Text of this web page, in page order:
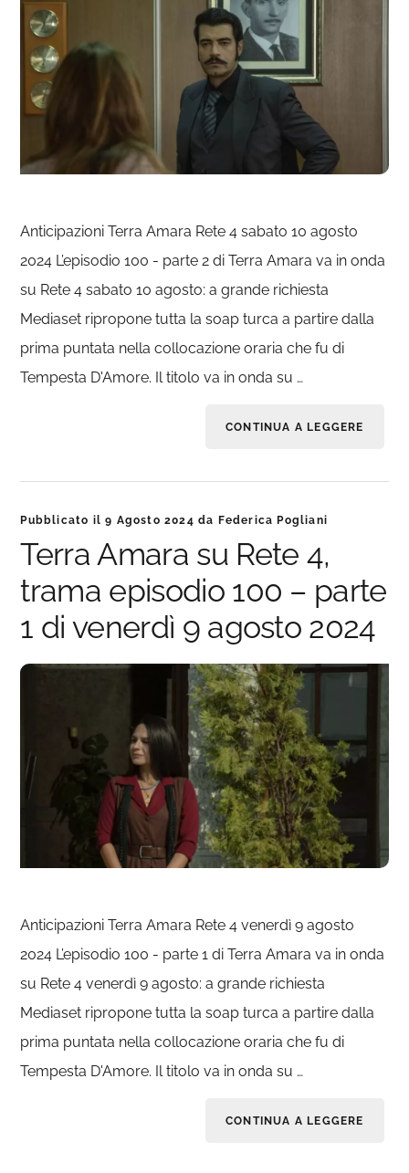
Anticipazioni Terra Amara Rete 4 sabato 10 agosto
2024 L’episodio 100 - parte 2 di Terra Amara va in onda
su Rete 4 sabato 10 agosto: a grande richiesta
Mediaset ripropone tutta la soap turca a partire dalla
prima puntata nella collocazione oraria che fu di
Tempesta D'Amore. Il titolo va in onda su …
CONTINUA A LEGGERE
Pubblicato il9 Agosto 2024 da Federica Pogliani
Terra Amara su Rete 4,
trama episodio 100 – parte
1 di venerdì 9 agosto 2024
Anticipazioni Terra Amara Rete 4 venerdì 9 agosto
2024 L’episodio 100 - parte 1 di Terra Amara va in onda
su Rete 4 venerdì 9 agosto: a grande richiesta
Mediaset ripropone tutta la soap turca a partire dalla
prima puntata nella collocazione oraria che fu di
Tempesta D'Amore. Il titolo va in onda su …
CONTINUA A LEGGERE